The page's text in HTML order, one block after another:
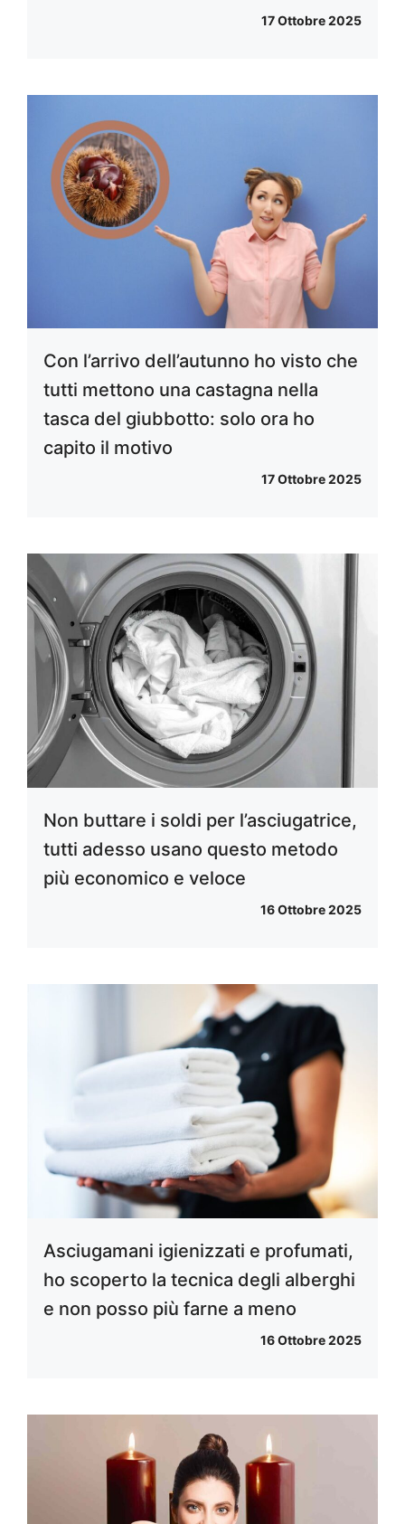
17 Ottobre 2025
Con l’arrivo dell’autunno ho visto che
tutti mettono una castagna nella
tasca del giubbotto: solo ora ho
capito il motivo
17 Ottobre 2025
Non buttare i soldi per l’asciugatrice,
tutti adesso usano questo metodo
più economico e veloce
16 Ottobre 2025
Asciugamani igienizzati e profumati,
ho scoperto la tecnica degli alberghi
e non posso più farne a meno
16 Ottobre 2025